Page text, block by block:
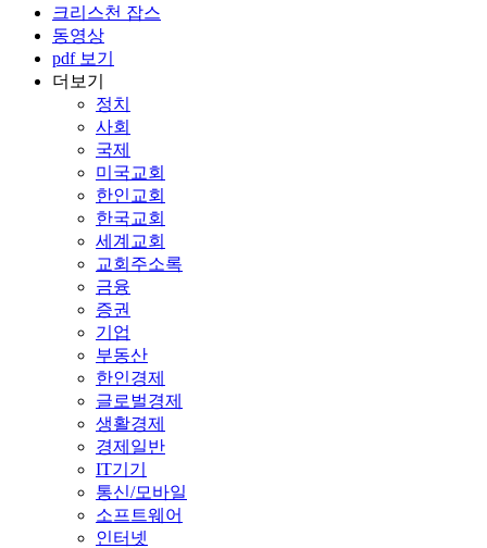
크리스천 잡스
동영상
pdf 보기
더보기
정치
사회
국제
미국교회
한인교회
한국교회
세계교회
교회주소록
금융
증권
기업
부동산
한인경제
글로벌경제
생활경제
경제일반
IT기기
통신/모바일
소프트웨어
인터넷